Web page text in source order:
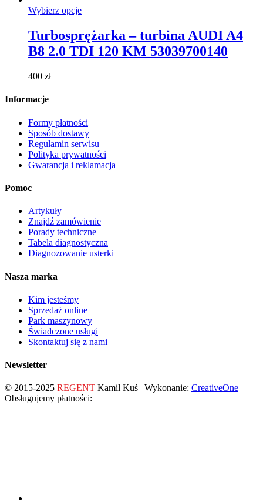
Wybierz opcjeTen
wiele
wariantów.
Turbosprężarka – turbina AUDI A4
B8 2.0 TDI 120 KM 53039700140
400 zł
Informacje
Formy płatności
Sposób dostawy
Regulamin serwisu
Polityka prywatności
Gwarancja i reklamacja
Pomoc
Artykuły
Znajdź zamówienie
Porady techniczne
Tabela diagnostyczna
Diagnozowanie usterki
Nasza marka
Kim jesteśmy
Sprzedaż online
Park maszynowy
Świadczone usługi
Skontaktuj się z nami
Newsletter
© 2015-2025 REGENT Kamil Kuś | Wykonanie: CreativeOne
Obsługujemy płatności: